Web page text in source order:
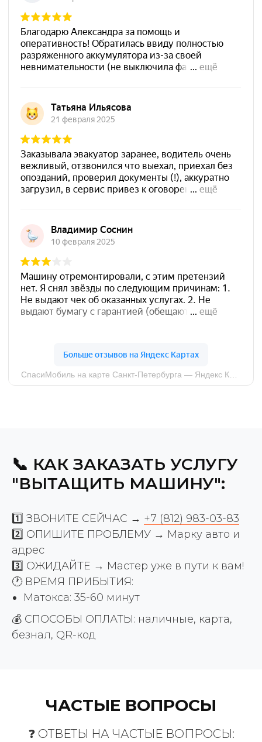
📞 КАК ЗАКАЗАТЬ УСЛУГУ
"ВЫТАЩИТЬ МАШИНУ":
1️⃣ ЗВОНИТЕ СЕЙЧАС → +7 (812) 983-03-83
2️⃣ ОПИШИТЕ ПРОБЛЕМУ → Марку авто и
адрес
3️⃣ ОЖИДАЙТЕ → Мастер уже в пути к вам!
🕐 ВРЕМЯ ПРИБЫТИЯ:
Матокса: 35-60 минут
💰 СПОСОБЫ ОПЛАТЫ: наличные, карта,
безнал, QR-код
ЧАСТЫЕ ВОПРОСЫ
❓ ОТВЕТЫ НА ЧАСТЫЕ ВОПРОСЫ: